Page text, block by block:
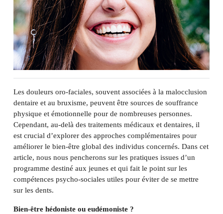
Les douleurs oro-faciales, souvent associées à la malocclusion
dentaire et au bruxisme, peuvent être sources de souffrance
physique et émotionnelle pour de nombreuses personnes.
Cependant, au-delà des traitements médicaux et dentaires, il
est crucial d’explorer des approches complémentaires pour
améliorer le bien-être global des individus concernés. Dans cet
article, nous nous pencherons sur les pratiques issues d’un
programme destiné aux jeunes et qui fait le point sur les
compétences psycho-sociales utiles pour éviter de se mettre
sur les dents.
Bien-être hédoniste ou eudémoniste ?